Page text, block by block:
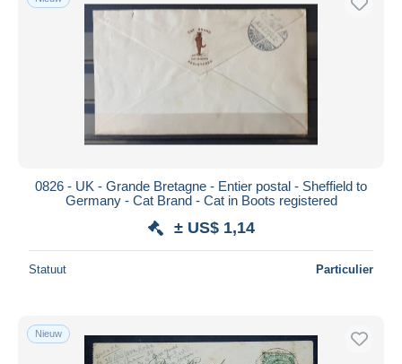
Toepassen
0826 - UK - Grande Bretagne - Entier postal - Sheffield to
Germany - Cat Brand - Cat in Boots registered
± US$ 1,14
Statuut Particulier
Nieuw